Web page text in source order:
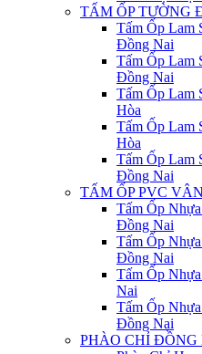
TẤM ỐP TƯỜNG
Tấm Ốp Lam
Đồng Nai
Tấm Ốp Lam
Đồng Nai
Tấm Ốp Lam
Hòa
Tấm Ốp Lam
Hòa
Tấm Ốp Lam
Đồng Nai
TẤM ỐP PVC
Tấm Ốp
Đồng Nai
Tấm Ốp
Đồng Nai
Tấm Ốp
Nai
Tấm Ốp
Đồng Nai
PHÀO CHỈ ĐỒNG